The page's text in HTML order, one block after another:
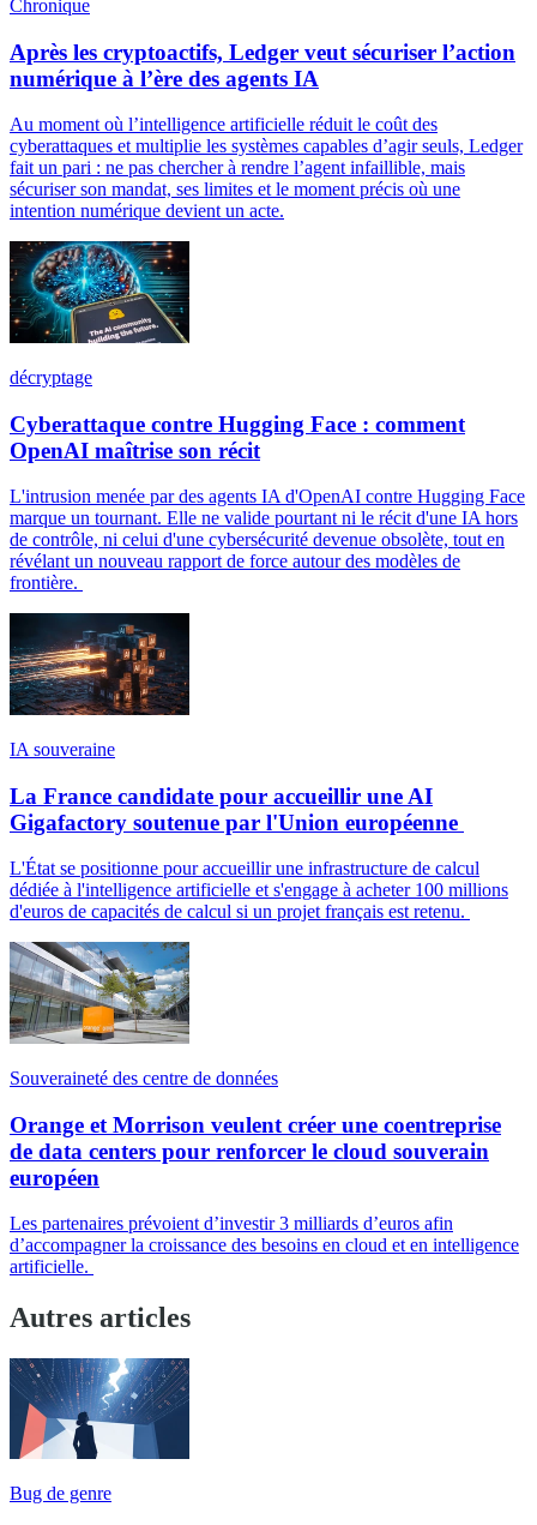
Chronique
Après les cryptoactifs, Ledger veut sécuriser l’action
numérique à l’ère des agents IA
Au moment où l’intelligence artificielle réduit le coût des
cyberattaques et multiplie les systèmes capables d’agir seuls, Ledger
fait un pari : ne pas chercher à rendre l’agent infaillible, mais
sécuriser son mandat, ses limites et le moment précis où une
intention numérique devient un acte.
décryptage
Cyberattaque contre Hugging Face : comment
OpenAI maîtrise son récit
L'intrusion menée par des agents IA d'OpenAI contre Hugging Face
marque un tournant. Elle ne valide pourtant ni le récit d'une IA hors
de contrôle, ni celui d'une cybersécurité devenue obsolète, tout en
révélant un nouveau rapport de force autour des modèles de
frontière.
IA souveraine
La France candidate pour accueillir une AI
Gigafactory soutenue par l'Union européenne
L'État se positionne pour accueillir une infrastructure de calcul
dédiée à l'intelligence artificielle et s'engage à acheter 100 millions
d'euros de capacités de calcul si un projet français est retenu.
Souveraineté des centre de données
Orange et Morrison veulent créer une coentreprise
de data centers pour renforcer le cloud souverain
européen
Les partenaires prévoient d’investir 3 milliards d’euros afin
d’accompagner la croissance des besoins en cloud et en intelligence
artificielle.
Autres articles
Bug de genre